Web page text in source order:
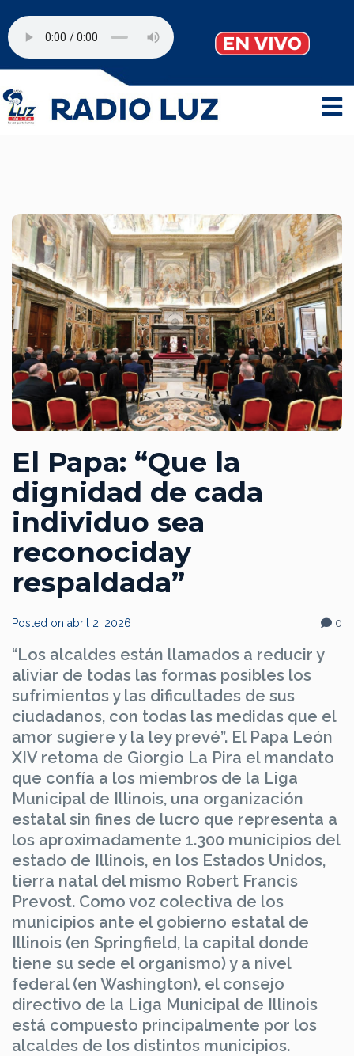
El Papa: “Que la
dignidad de cada
individuo sea
reconociday
respaldada”
Posted on abril 2, 2026 0
“Los alcaldes están llamados a reducir y
aliviar de todas las formas posibles los
sufrimientos y las dificultades de sus
ciudadanos, con todas las medidas que el
amor sugiere y la ley prevé”. El Papa León
XIV retoma de Giorgio La Pira el mandato
que confía a los miembros de la Liga
Municipal de Illinois, una organización
estatal sin fines de lucro que representa a
los aproximadamente 1.300 municipios del
estado de Illinois, en los Estados Unidos,
tierra natal del mismo Robert Francis
Prevost. Como voz colectiva de los
municipios ante el gobierno estatal de
Illinois (en Springfield, la capital donde
tiene su sede el organismo) y a nivel
federal (en Washington), el consejo
directivo de la Liga Municipal de Illinois
está compuesto principalmente por los
alcaldes de los distintos municipios.